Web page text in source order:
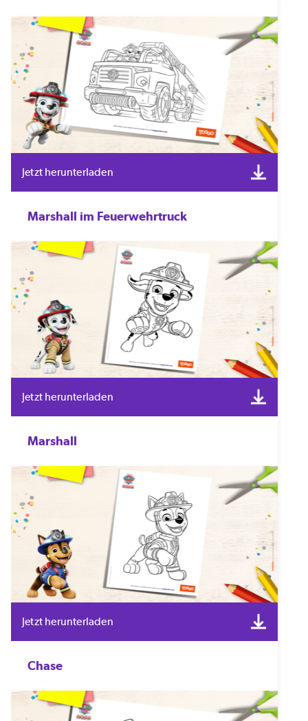
Jetzt herunterladen
Marshall im Feuerwehrtruck
Jetzt herunterladen
Marshall
Jetzt herunterladen
Chase